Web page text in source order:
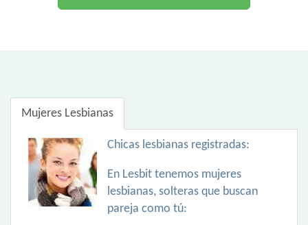
Mujeres Lesbianas
Chicas lesbianas registradas:
En Lesbit tenemos mujeres
lesbianas, solteras que buscan
pareja como tú: